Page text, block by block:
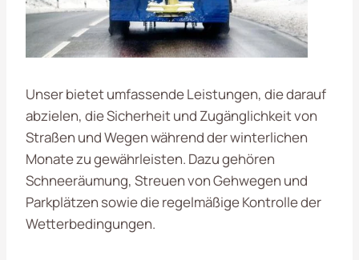
Unser bietet umfassende Leistungen, die darauf
abzielen, die Sicherheit und Zugänglichkeit von
Straßen und Wegen während der winterlichen
Monate zu gewährleisten. Dazu gehören
Schneeräumung, Streuen von Gehwegen und
Parkplätzen sowie die regelmäßige Kontrolle der
Wetterbedingungen.